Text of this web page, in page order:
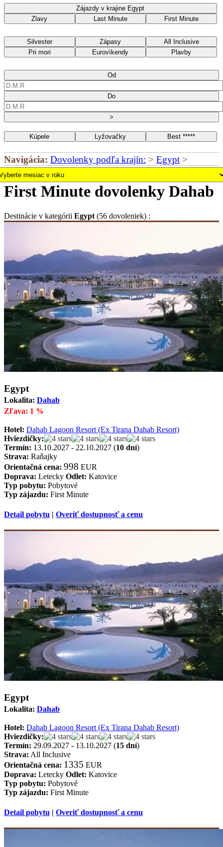
Zájazdy v krajine Egypt
Zlavy
Last Minute First Minute
Silvester Zápasy
All Inclusive
Pri mori
Eurovíkendy Plavby
Od
Do
>
Kúpele Lyžovačky Best *****
Navigácia: Dovolenky podľa krajín: > Egypt >
First Minute dovolenky Dahab
Destinácie v kategórii Egypt (56 dovoleniek) :
Egypt
Lokalita: Dahab
Zľava: 1 %
Hotel: Dahab Lagoon Resort (Ex Tirana Dahab Resort)
Hviezdičky:
Termín: 13.10.2027 - 22.10.2027 (10 dní)
Strava: Raňajky
Orientačná cena: 998 EUR
Doprava: Letecky Odlet: Katovice
Typ pobytu: Pobytové
Typ zájazdu: First Minute
Detail pobytu | Overiť dostupnosť a cenu
Egypt
Lokalita: Dahab
Hotel: Dahab Lagoon Resort (Ex Tirana Dahab Resort)
Hviezdičky:
Termín: 29.09.2027 - 13.10.2027 (15 dní)
Strava: All Inclusive
Orientačná cena: 1335 EUR
Doprava: Letecky Odlet: Katovice
Typ pobytu: Pobytové
Typ zájazdu: First Minute
Detail pobytu | Overiť dostupnosť a cenu